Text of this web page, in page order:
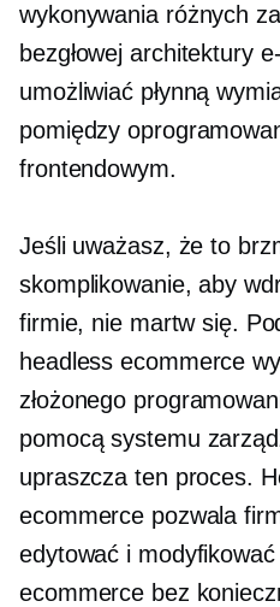
wykonywania różnych
bezgłowej architektury
umożliwiać płynną
pomiędzy
frontendowym.
Jeśli uważasz, że to
skomplikowanie, aby
firmie, nie martw się.
headless ecommerce
złożonego
pomocą systemu
upraszcza ten proces.
ecommerce pozwala
edytować i
ecommerce bez